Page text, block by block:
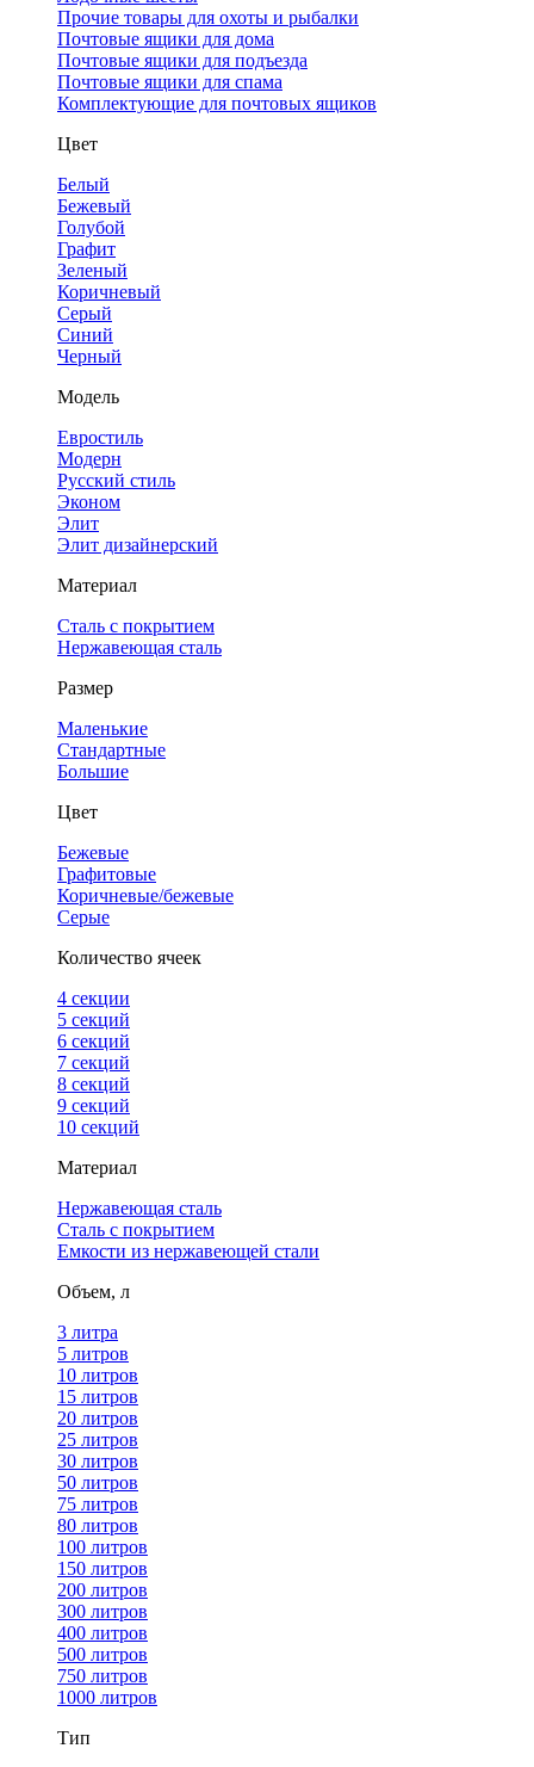
Прочие товары для охоты и рыбалки
Почтовые ящики для дома
Почтовые ящики для подъезда
Почтовые ящики для спама
Комплектующие для почтовых ящиков
Цвет
Белый
Бежевый
Голубой
Графит
Зеленый
Коричневый
Серый
Синий
Черный
Модель
Евростиль
Модерн
Русский стиль
Эконом
Элит
Элит дизайнерский
Материал
Сталь с покрытием
Нержавеющая сталь
Размер
Маленькие
Стандартные
Большие
Цвет
Бежевые
Графитовые
Коричневые/бежевые
Серые
Количество ячеек
4 cекции
5 секций
6 секций
7 секций
8 секций
9 секций
10 секций
Материал
Нержавеющая сталь
Сталь с покрытием
Емкости из нержавеющей стали
Объем, л
3 литра
5 литров
10 литров
15 литров
20 литров
25 литров
30 литров
50 литров
75 литров
80 литров
100 литров
150 литров
200 литров
300 литров
400 литров
500 литров
750 литров
1000 литров
Тип